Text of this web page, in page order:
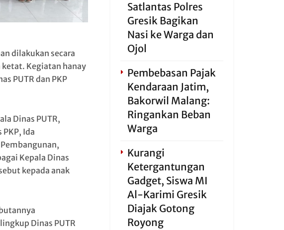
dilakukan secara
Kegiatan hanay
PUTR dan PKP
Dinas PUTR,
Ida
Kepala Dinas
kepada anak
Dinas PUTR
Satlantas Polres
Gresik Bagikan
Nasi ke Warga dan
Ojol
Pembebasan Pajak
Kendaraan Jatim,
Bakorwil Malang:
Ringankan Beban
Warga
Kurangi
Ketergantungan
Gadget, Siswa MI
Al-Karimi Gresik
Diajak Gotong
Royong